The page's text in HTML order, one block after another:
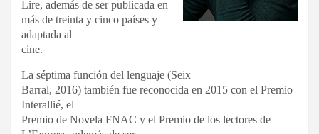
Lire, además de ser publicada en
más de treinta y cinco países y
adaptada al
cine.
La séptima función del lenguaje (Seix
Barral, 2016) también fue reconocida en 2015 con el Premio
Interallié, el
Premio de Novela FNAC y el Premio de los lectores de